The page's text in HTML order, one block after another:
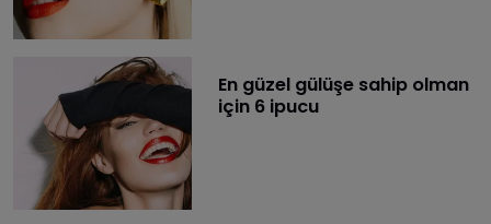
En güzel gülüşe sahip olman
için 6 ipucu